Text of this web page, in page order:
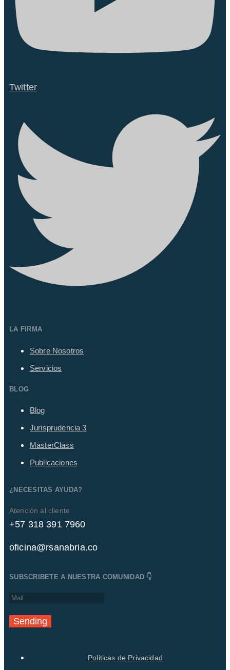
Twitter
LA FIRMA
Sobre Nosotros
Servicios
BLOG
Blog
Jurisprudencia3
MasterClass
Publicaciones
¿NECESITAS AYUDA?
Atención al cliente
+57 318 391 7960
oficina@rsanabria.co
SUBSCRIBETE A NUESTRA COMUNIDAD 👇
Sending
Politicas de Privacidad